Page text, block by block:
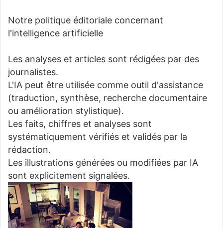
Notre politique éditoriale concernant
l'intelligence artificielle
Les analyses et articles sont rédigées par des
journalistes.
L'IA peut être utilisée comme outil d'assistance
(traduction, synthèse, recherche documentaire
ou amélioration stylistique).
Les faits, chiffres et analyses sont
systématiquement vérifiés et validés par la
rédaction.
Les illustrations générées ou modifiées par IA
sont explicitement signalées.